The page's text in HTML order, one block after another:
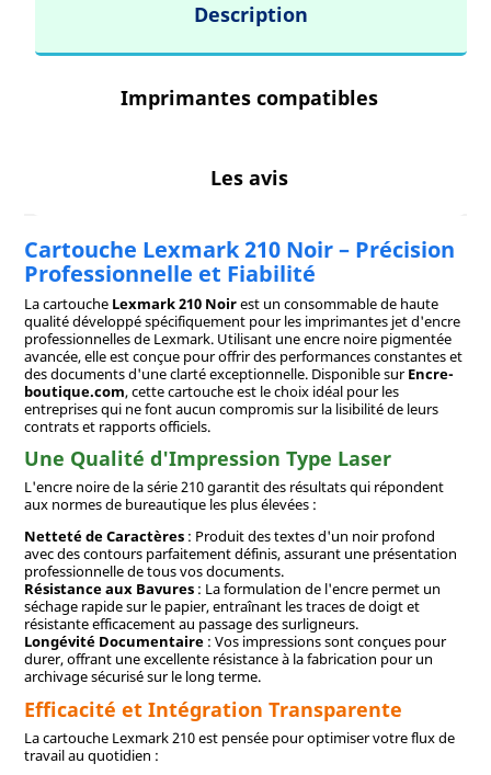
Description
Imprimantes compatibles
Les avis
Cartouche Lexmark 210 Noir – Précision
Professionnelle et Fiabilité
La cartouche Lexmark 210 Noirest un consommable de haute
qualité développé spécifiquement pour les imprimantes jet d'encre
professionnelles de Lexmark. Utilisant une encre noire pigmentée
avancée, elle est conçue pour offrir des performances constantes et
des documents d'une clarté exceptionnelle. Disponible surEncre-
boutique.com, cette cartouche est le choix idéal pour les
entreprises qui ne font aucun compromis sur la lisibilité de leurs
contrats et rapports officiels.
Une Qualité d'Impression Type Laser
L'encre noire de la série 210 garantit des résultats qui répondent
aux normes de bureautique les plus élevées :
Netteté de Caractères: Produit des textes d'un noir profond
avec des contours parfaitement définis, assurant une présentation
professionnelle de tous vos documents.
Résistance aux Bavures: La formulation de l'encre permet un
séchage rapide sur le papier, entraînant les traces de doigt et
résistante efficacement au passage des surligneurs.
Longévité Documentaire: Vos impressions sont conçues pour
durer, offrant une excellente résistance à la fabrication pour un
archivage sécurisé sur le long terme.
Efficacité et Intégration Transparente
La cartouche Lexmark 210 est pensée pour optimiser votre flux de
travail au quotidien :